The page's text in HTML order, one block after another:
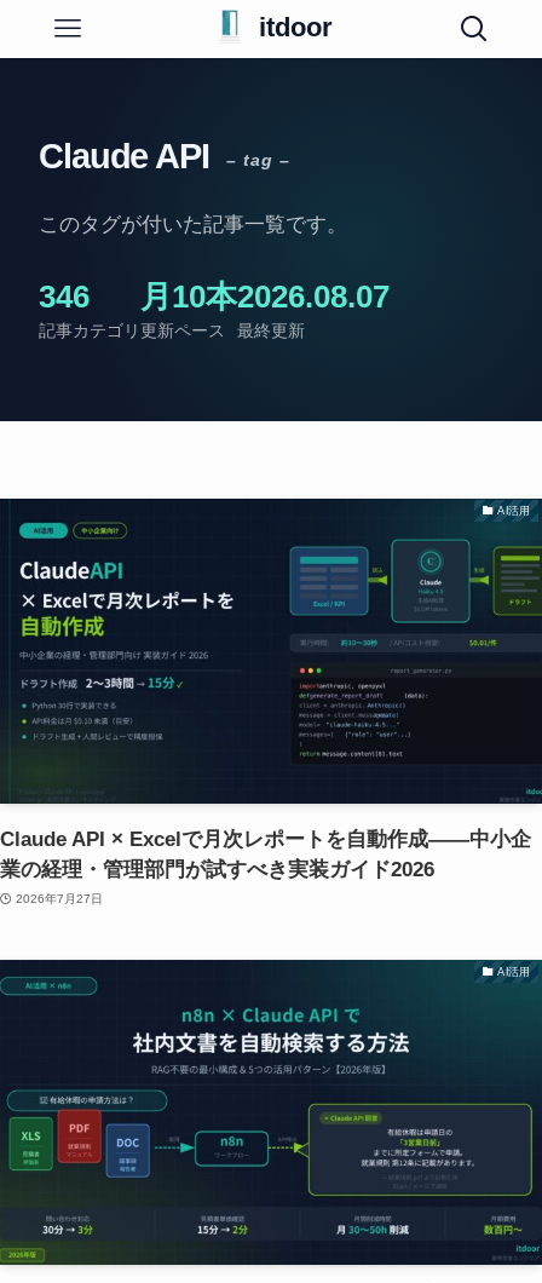
itdoor
Claude API – tag –
このタグが付いた記事一覧です。
34
記事
6
カテゴリ
月10本
更新ペース
2026.08.07
最終更新
AI活用
Claude API × Excelで月次レポートを自動作成——中小企
業の経理・管理部門が試すべき実装ガイド2026
2026年7月27日
AI活用